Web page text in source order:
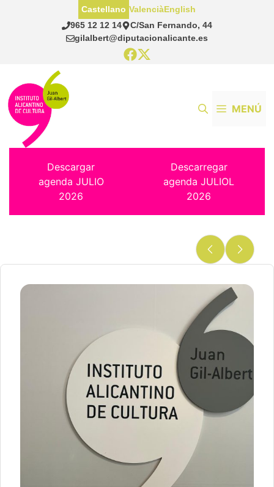
965 12 12 14
C/San Fernando, 44
gilalbert@diputacionalicante.es
Castellano ValenciàEnglish
MENÚ
Descargar
agenda JULIO
2026
Descarregar
agenda JULIOL
2026